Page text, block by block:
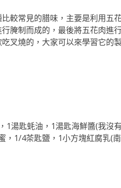
較常見的腊味，主要是利用五
腌制而成的，最後將五花肉進
叉燒的，大家可以來學習它的
1湯匙蚝油，1湯匙海鮮醬(我沒
，1/4茶匙鹽，1小方塊紅腐乳(